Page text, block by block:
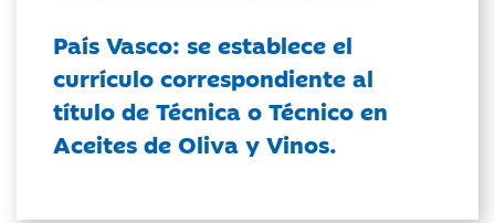
País Vasco: se establece el
currículo correspondiente al
título de Técnica o Técnico en
Aceites de Oliva y Vinos.